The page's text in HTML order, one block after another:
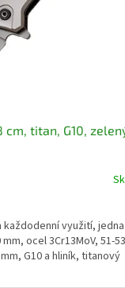
cm, titan, G10,
využití, jedna
ocel 3Cr13MoV, 51-53
G10 a hliník, titanový